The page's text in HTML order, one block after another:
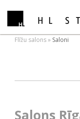
Flīžu salons» Saloni
Salons